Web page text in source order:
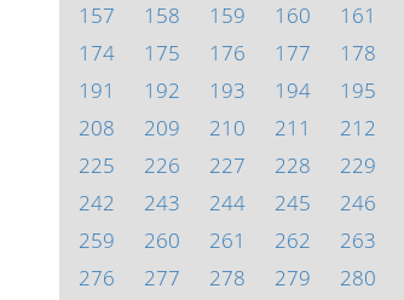
157
158 159 160 161
174
175 176 177 178
191
192 193 194 195
208
209 210 211 212
225
226 227 228 229
242
243 244 245 246
259
260 261 262 263
276
277 278 279 280